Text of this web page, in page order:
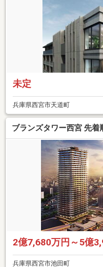
未定
兵庫県西宮市天道町
ブランズタワー西宮 先着
2億7,680万円～5億
兵庫県西宮市池田町